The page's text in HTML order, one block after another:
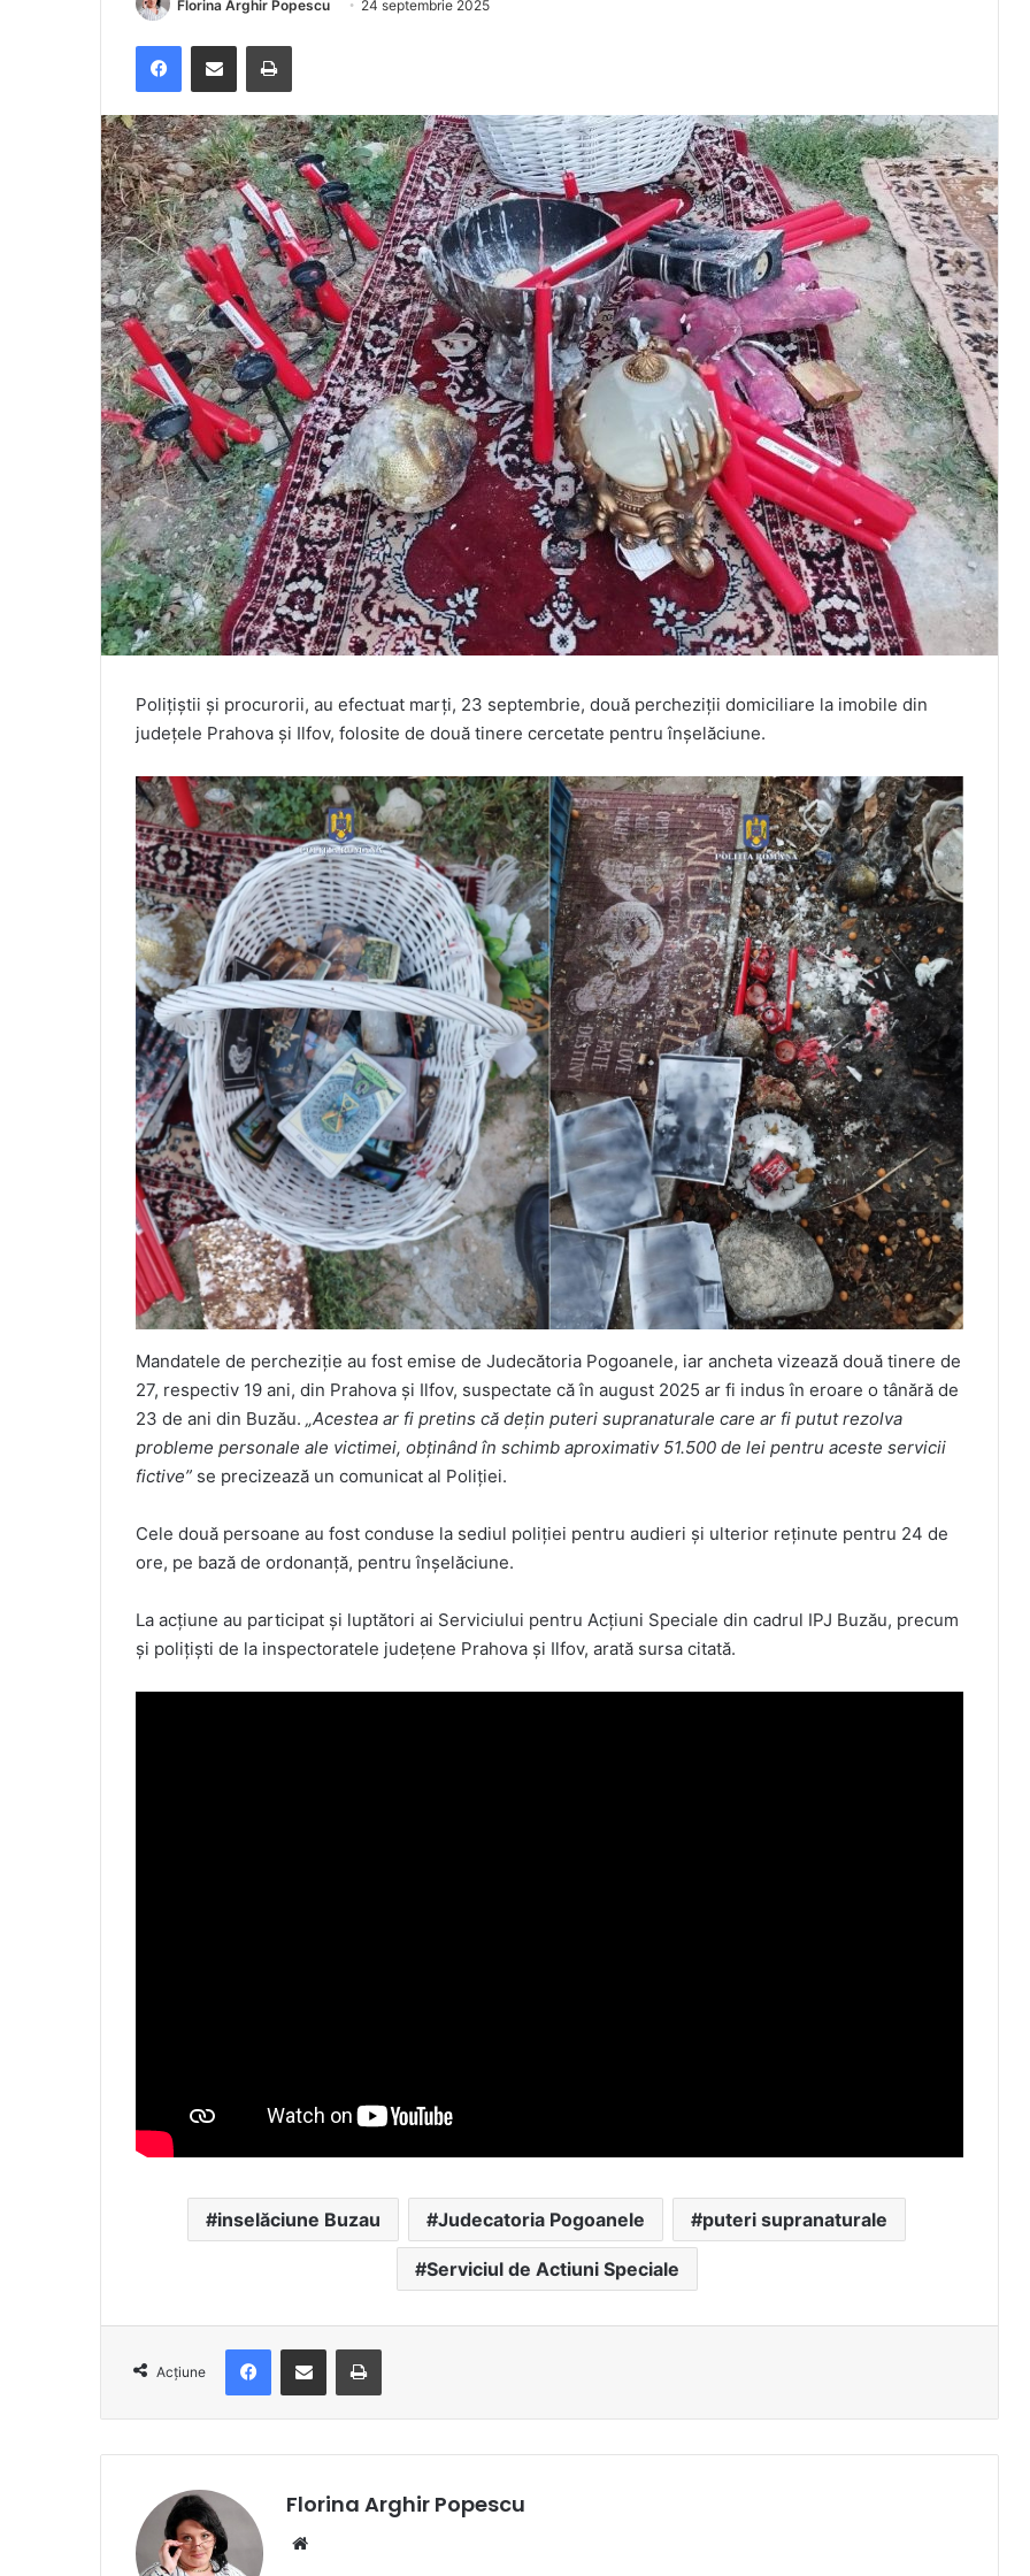
Florina Arghir Popescu 24 septembrie 2025
FacebookDistribuie prin e-mail Imprimare
Poliţiştii și procurorii, au efectuat marţi, 23 septembrie, două percheziţii domiciliare la imobile din
judeţele Prahova şi Ilfov, folosite de două tinere cercetate pentru înşelăciune.
Mandatele de percheziţie au fost emise de Judecătoria Pogoanele, iar ancheta vizează două tinere de
27, respectiv 19 ani, din Prahova şi Ilfov, suspectate că în august 2025 ar fi indus în eroare o tânără de
23 de ani din Buzău. „Acestea ar fi pretins că deţin puteri supranaturale care ar fi putut rezolva
probleme personale ale victimei, obţinând în schimb aproximativ 51.500 de lei pentru aceste servicii
fictive” se precizează un comunicat al Poliției.
Cele două persoane au fost conduse la sediul poliţiei pentru audieri şi ulterior reţinute pentru 24 de
ore, pe bază de ordonanţă, pentru înşelăciune.
La acţiune au participat şi luptători ai Serviciului pentru Acţiuni Speciale din cadrul IPJ Buzău, precum
şi poliţişti de la inspectoratele judeţene Prahova şi Ilfov, arată sursa citată.
inselăciune Buzau Judecatoria Pogoanele puteri supranaturale
Serviciul de Actiuni Speciale
Acțiune
FacebookDistribuie prin e-mail Imprimare
Florina Arghir Popescu